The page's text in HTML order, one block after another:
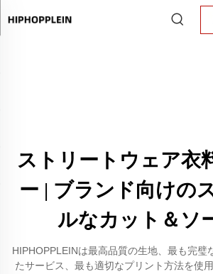
ストリートウェア衣
ー | ブランド向けの
ルなカット＆ソ
HIPHOPPLEINは最高品質の生地、最も完璧
たサービス、最も適切なプリント方法を使